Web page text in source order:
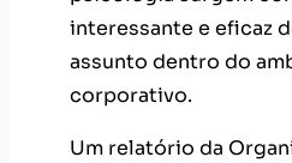
interessante e eficaz
assunto dentro do
corporativo.
Um relatório da